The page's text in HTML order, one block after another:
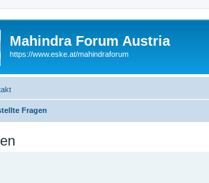
Mahindra Forum Austria
https://www.eske.at/mahindraforum
Fragen